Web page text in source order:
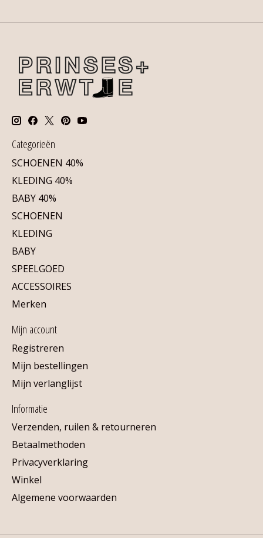
Categorieën
SCHOENEN 40%
KLEDING 40%
BABY 40%
SCHOENEN
KLEDING
BABY
SPEELGOED
ACCESSOIRES
Merken
Mijn account
Registreren
Mijn bestellingen
Mijn verlanglijst
Informatie
Verzenden, ruilen & retourneren
Betaalmethoden
Privacyverklaring
Winkel
Algemene voorwaarden